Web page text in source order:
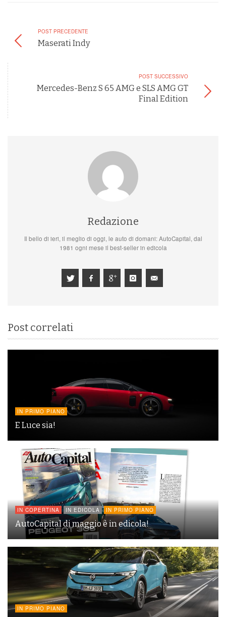
POST PRECEDENTE
Maserati Indy
POST SUCCESSIVO
Mercedes-Benz S 65 AMG e SLS AMG GT
Final Edition
Redazione
Il bello di ieri, il meglio di oggi, le auto di domani: AutoCapital, dal
1981 ogni mese il best-seller in edicola
Post correlati
IN PRIMO PIANO
E Luce sia!
IN COPERTINA IN EDICOLA IN PRIMO PIANO
AutoCapital di maggio è in edicola!
IN PRIMO PIANO